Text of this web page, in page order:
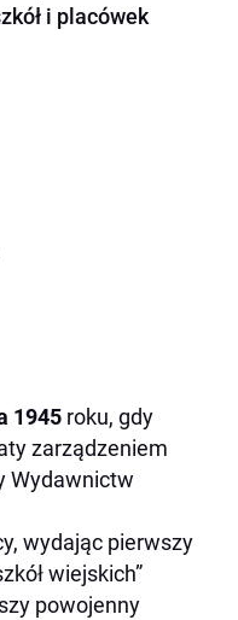
i placówek
1945 roku, gdy
zarządzeniem
Wydawnictw
wydając pierwszy
wiejskich”
powojenny